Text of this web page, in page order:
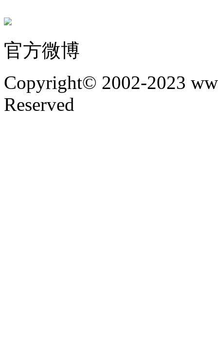
官方微博
Copyright© 2002-2023
Reserved